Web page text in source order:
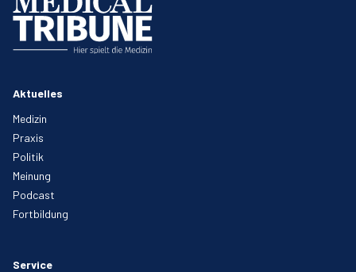
Aktuelles
Medizin
Praxis
Politik
Meinung
Podcast
Fortbildung
Service